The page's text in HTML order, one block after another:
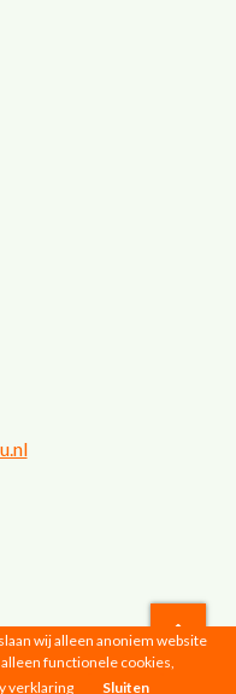
Privacyverklaring
wij alleen anoniem website
functionele cookies,
verklaring Sluiten